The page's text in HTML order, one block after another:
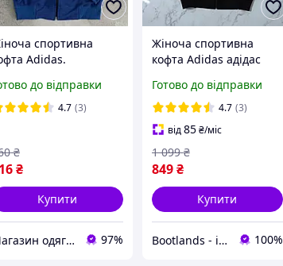
спортивна
Adidas.
з лампасом
осінь синя
до відправки
4.7 (3)
₴
₴
Купити
Магазин одягу та взуття Bootlords 97%
Жіноча спортивна
кофта Adidas адідас
Олімпійка на блискавці
з лампасом Туреччина
Готово до відправки
4.7 (3)
від85 ₴/міс
849 ₴
1 099 ₴
Купити
Bootlands - інтернет-магазин взуття та одягу 100%